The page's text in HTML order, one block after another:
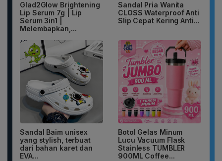
Glad2Glow Brightening
Lip Serum 7g | Lip
Serum 3in1 |
Melembapkan,...
Sandal Pria Wanita
CLOSS Waterproof Anti
Slip Cepat Kering Anti...
Sandal Baim unisex
yang stylish, terbuat
dari bahan karet dan
EVA...
Botol Gelas Minum
Lucu Vacuum Flask
Stainless TUMBLER
900ML Coffee...